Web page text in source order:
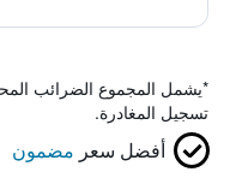
*يشمل المجموع الضرائب
تسجيل المغادرة.
أفضل سعر مضمون